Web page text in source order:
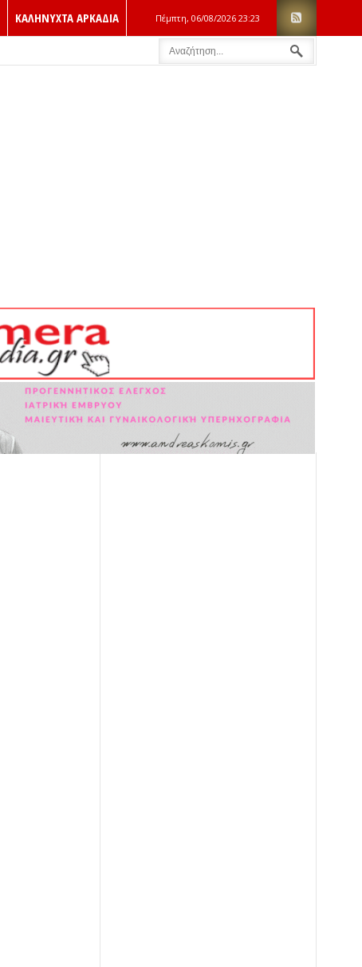
ΚΑΛΗΝΥΧΤΑ ΑΡΚΑΔΙΑ Πέμπτη, 06/08/2026 23:23